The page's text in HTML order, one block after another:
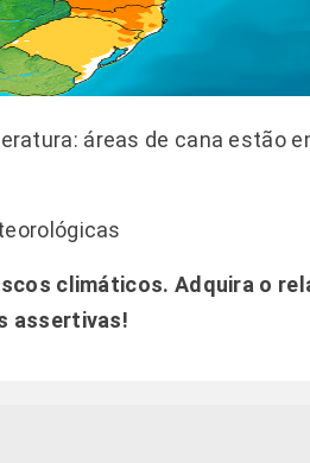
áreas de cana estão
climáticos. Adquira o
assertivas!